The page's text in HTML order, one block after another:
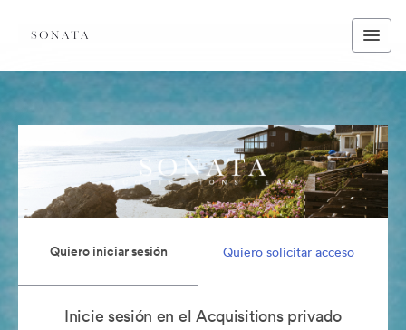
Quiero iniciar sesión Quiero solicitar acceso
Inicie sesión en el Acquisitions privado